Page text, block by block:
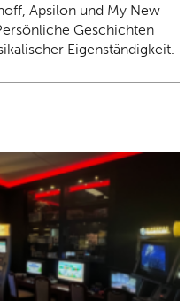
Apsilon und My New
Geschichten
Eigenständigkeit.